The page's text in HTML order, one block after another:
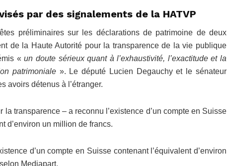
par des signalements de la HATVP
préliminaires sur les déclarations de patrimoine de deux
de la Haute Autorité pour la transparence de la vie publique
« un doute sérieux quant à l’exhaustivité, l’exactitude et la
patrimoniale ». Le député Lucien Degauchy et le sénateur
avoirs détenus à l’étranger.
la transparence – a reconnu l’existence d’un compte en Suisse
d’environ un million de francs.
d’un compte en Suisse contenant l’équivalent d’environ
Mediapart.